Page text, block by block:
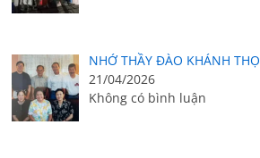
NHỚ THẦY ĐÀO KHÁNH THỌ
21/04/2026
Không có bình luận